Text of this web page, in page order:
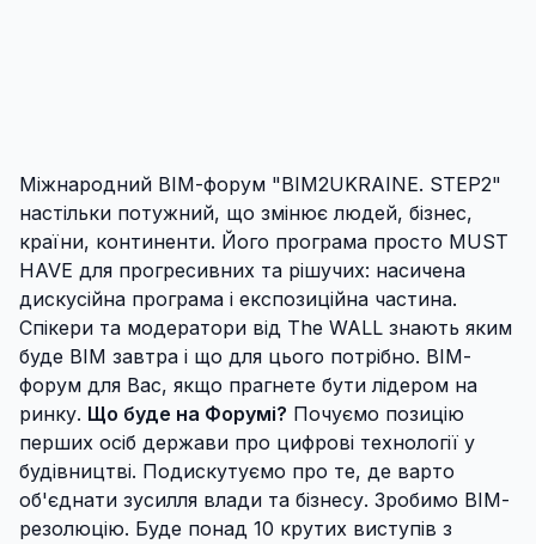
Міжнародний ВІМ-форум "BIM2UKRAINE. STEP2"
настільки потужний, що змінює людей, бізнес,
країни, континенти. Його програма просто MUST
HAVE для прогресивних та рішучих: насичена
дискусійна програма і експозиційна частина.
Спікери та модератори від The WALL знають яким
буде ВІМ завтра і що для цього потрібно. ВІМ-
форум для Вас, якщо прагнете бути лідером на
ринку. Що буде на Форумі? Почуємо позицію
перших осіб держави про цифрові технології у
будівництві. Подискутуємо про те, де варто
об'єднати зусилля влади та бізнесу. Зробимо ВІМ-
резолюцію. Буде понад 10 крутих виступів з